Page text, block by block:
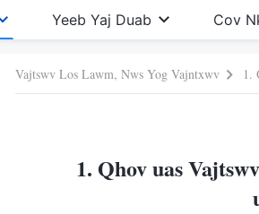
Yeeb Yaj Duab Cov
Vajtswv Los Lawm, Nws Yog Vajntxwv
1. Qhov uas